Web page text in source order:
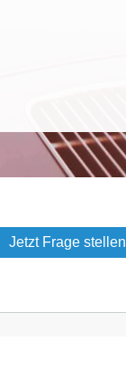
Jetzt Frage stellen